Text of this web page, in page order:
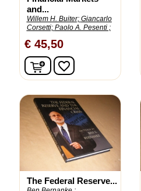
and...
Willem H. Buiter; Giancarlo
Corsetti; Paolo A. Pesenti ;
€ 45,50
In winkelwagen
favorite_border
The Federal Reserve...